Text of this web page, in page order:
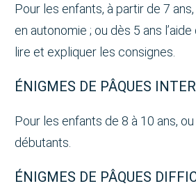
Pour les enfants, à partir de 7
en autonomie ; ou dès 5 ans
lire et expliquer les consignes.
ÉNIGMES DE PÂQUES
Pour les enfants de 8 à 10 ans,
débutants.
ÉNIGMES DE PÂQUES